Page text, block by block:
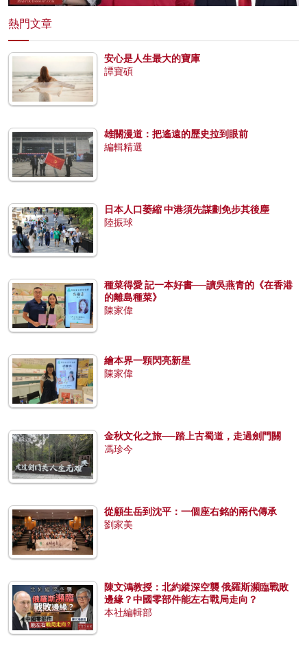
熱門文章
安心是人生最大的寶庫
譚寶碩
雄關漫道：把遙遠的歷史拉到眼前
編輯精選
日本人口萎縮 中港須先謀劃免步其後塵
陸振球
種菜得愛 記一本好書──讀吳燕青的《在香港
的離島種菜》
陳家偉
繪本界一顆閃亮新星
陳家偉
金秋文化之旅──踏上古蜀道，走過劍門關
馮珍今
從顧生岳到沈平：一個座右銘的兩代傳承
劉家美
陳文鴻教授：北約縱深空襲 俄羅斯瀕臨戰敗
邊緣？中國零部件能左右戰局走向？
本社編輯部